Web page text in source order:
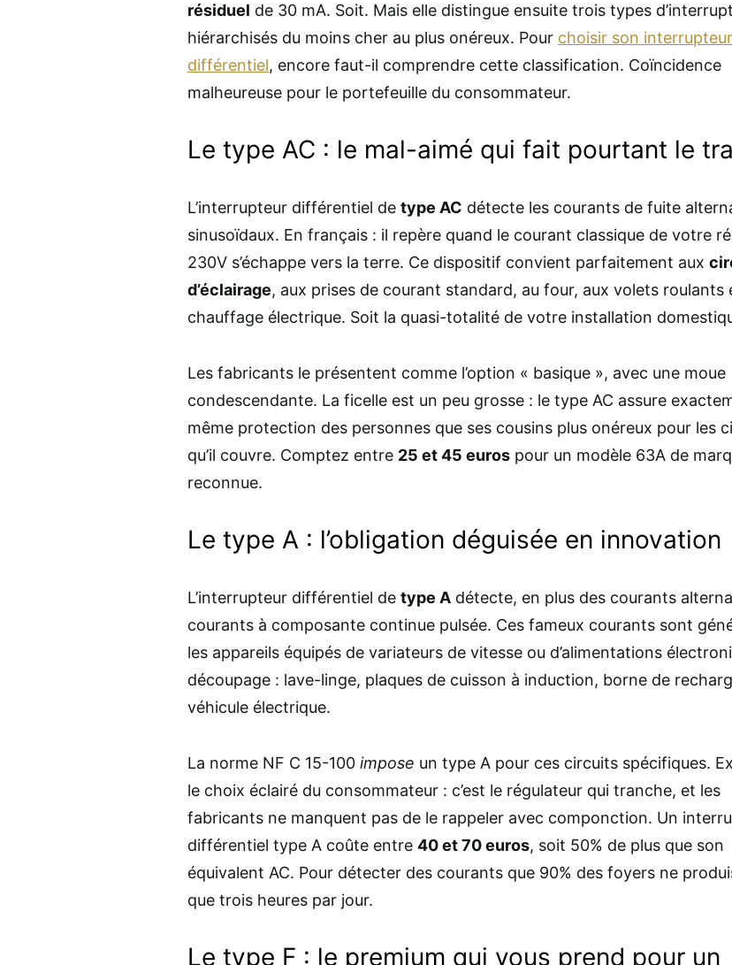
résiduel de 30 mA. Soit. Mais elle distingue ensuite trois types
hiérarchisés du moins cher au plus onéreux. Pour choisir son interrupteur
différentiel, encore faut-il comprendre cette classification. Coïncidence
malheureuse pour le portefeuille du consommateur.
Le type AC : le mal-aimé qui fait pourtant le
L’interrupteur différentiel de type AC détecte les courants de fuite
sinusoïdaux. En français : il repère quand le courant classique de votre
230V s’échappe vers la terre. Ce dispositif convient parfaitement aux
d’éclairage, aux prises de courant standard, au four, aux volets roulants
chauffage électrique. Soit la quasi-totalité de votre installation
Les fabricants le présentent comme l’option « basique », avec une moue
condescendante. La ficelle est un peu grosse : le type AC assure
même protection des personnes que ses cousins plus onéreux pour les
qu’il couvre. Comptez entre 25 et 45 euros pour un modèle 63A de
reconnue.
Le type A : l’obligation déguisée en innovation
L’interrupteur différentiel de type A détecte, en plus des courants
courants à composante continue pulsée. Ces fameux courants sont
les appareils équipés de variateurs de vitesse ou d’alimentations
découpage : lave-linge, plaques de cuisson à induction, borne de
véhicule électrique.
La norme NF C 15-100 impose un type A pour ces circuits spécifiques.
le choix éclairé du consommateur : c’est le régulateur qui tranche, et les
fabricants ne manquent pas de le rappeler avec componction. Un
différentiel type A coûte entre 40 et 70 euros, soit 50% de plus que son
équivalent AC. Pour détecter des courants que 90% des foyers ne
que trois heures par jour.
Le type F : le premium qui vous prend pour un